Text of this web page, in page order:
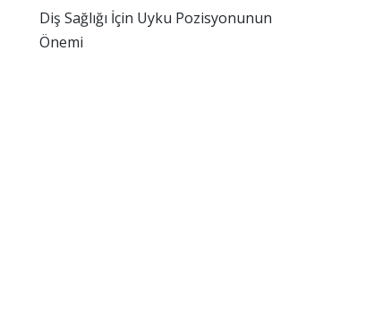
Diş Sağlığı İçin Uyku Pozisyonunun
Önemi